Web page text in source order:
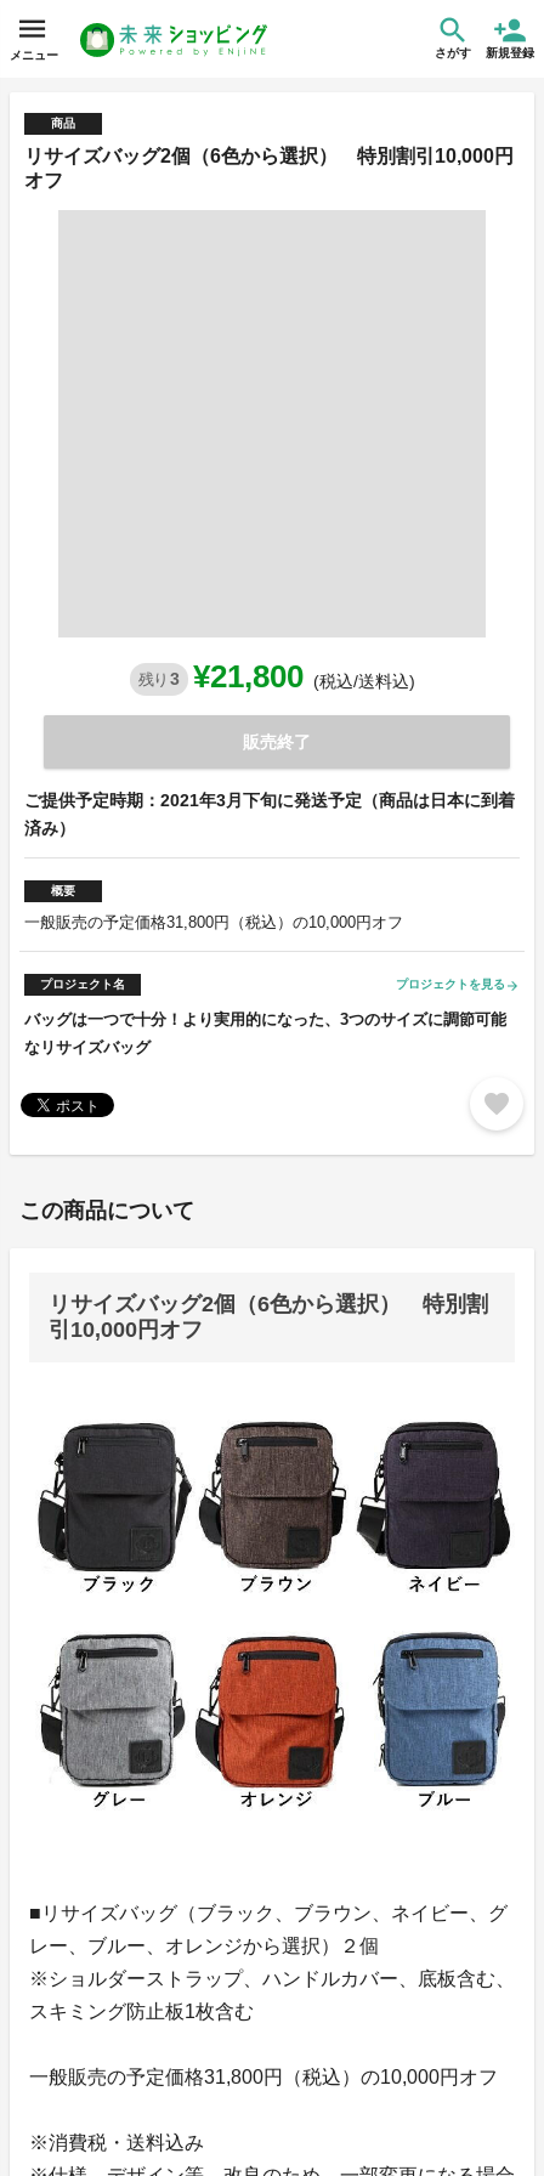
メニュー さがす 新規登録
商品
リサイズバッグ2個（6色から選択） 特別割引10,000円
オフ
残り 3 ¥21,800 (税込/送料込)
販売終了
ご提供予定時期：2021年3月下旬に発送予定（商品は日本に到着
済み）
概要
一般販売の予定価格31,800円（税込）の10,000円オフ
プロジェクト名 プロジェクトを見る arrow_forward
バッグは一つで十分！より実用的になった、3つのサイズに調節可能
なリサイズバッグ
favorite
この商品について
リサイズバッグ2個（6色から選択） 特別割
引10,000円オフ
■リサイズバッグ（ブラック、ブラウン、ネイビー、グ
レー、ブルー、オレンジから選択）２個
※ショルダーストラップ、ハンドルカバー、底板含む、
スキミング防止板1枚含む
一般販売の予定価格31,800円（税込）の10,000円オフ
※消費税・送料込み